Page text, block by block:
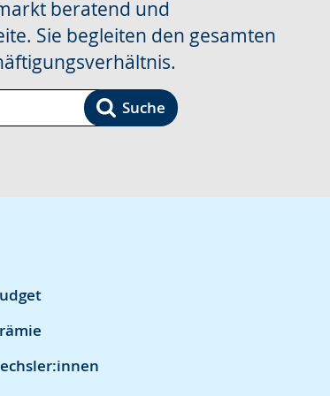
beratend und
Sie begleiten den gesamten
Suche